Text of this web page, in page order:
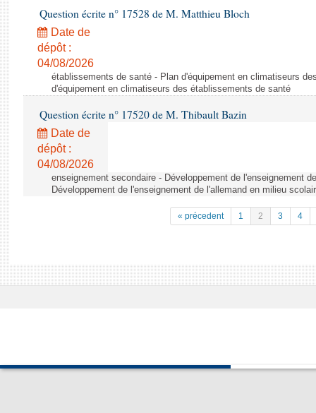
Question écrite n° 17528 de M. Matthieu Bloch
Date de
dépôt :
04/08/2026
établissements de santé - Plan d'équipement en climatiseurs
d'équipement en climatiseurs des établissements de santé
Question écrite n° 17520 de M. Thibault Bazin
Date de
dépôt :
04/08/2026
enseignement secondaire - Développement de l'enseignement
Développement de l'enseignement de l'allemand en milieu
« précedent 1 2 3 4